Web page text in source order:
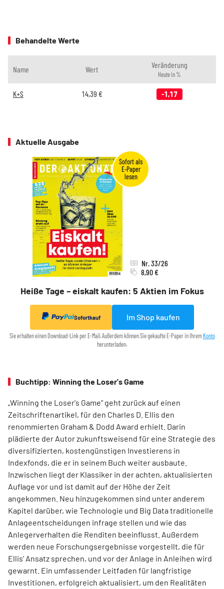
Behandelte Werte
Name Wert Veränderung
Heute in %
K+S 14,39 € -1,17
Aktuelle Ausgabe
Heiße Tage – eiskalt kaufen: 5 Aktien im Fokus
Nr. 33/26
8,90 €
Sofortkauf Im Shop kaufen
Sie erhalten einen Download-Link per E-Mail. Außerdem können Sie gekaufte E-Paper in Ihrem Konto
herunterladen.
Buchtipp: Winning the Loser's Game
„Winning the Loser's Game“ geht zurück auf einen
Zeitschriftenartikel, für den Charles D. Ellis den
renommierten Graham & Dodd Award erhielt. Darin
plädierte der Autor zukunftsweisend für eine Strategie des
diversifizierten, kostengünstigen Investierens in
Indexfonds, die er in seinem Buch weiter ausbaute.
Inzwischen liegt der Klassiker in der achten, aktualisierten
Auflage vor und ist damit auf der Höhe der Zeit
angekommen. Neu hinzugekommen sind unter anderem
Kapitel darüber, wie Technologie und Big Data traditionelle
Anlageentscheidungen infrage stellen und wie das
Anlegerverhalten die Renditen beeinflusst. Außerdem
werden neue Forschungsergebnisse vorgestellt, die für
Ellis’ Ansatz sprechen, und vor der Anlage in Anleihen wird
gewarnt. Ein umfassender Leitfaden für langfristige
Investitionen, erfolgreich aktualisiert, um den Realitäten